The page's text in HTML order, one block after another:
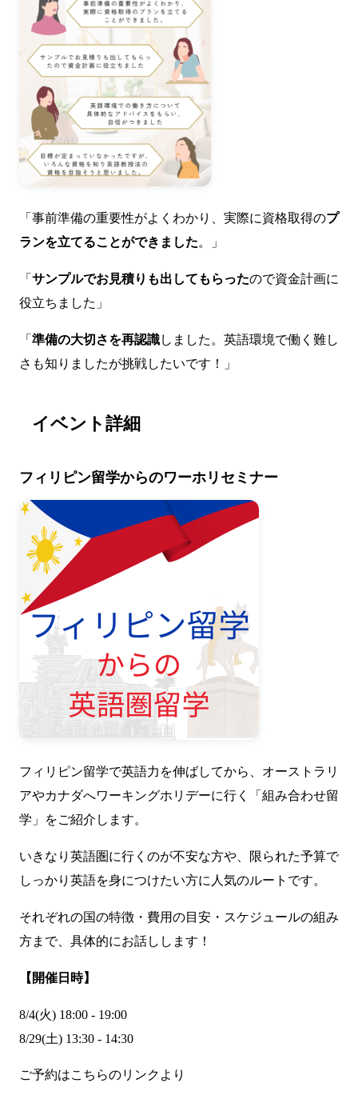
「事前準備の重要性がよくわかり、実際に資格取得のプ
ランを立てることができました。」
「 サンプルでお見積りも出してもらったので資金計画に
役立ちました」
「 準備の大切さを再認識しました。英語環境で働く難し
さも知りましたが挑戦したいです！」
イベント詳細
フィリピン留学からのワーホリセミナー
フィリピン留学で英語力を伸ばしてから、オーストラリ
アやカナダへワーキングホリデーに行く「組み合わせ留
学」をご紹介します。
いきなり英語圏に行くのが不安な方や、限られた予算で
しっかり英語を身につけたい方に人気のルートです。
それぞれの国の特徴・費用の目安・スケジュールの組み
方まで、具体的にお話しします！
【開催日時】
8/4(火) 18:00 - 19:00
8/29(土) 13:30 - 14:30
ご予約はこちらのリンクより